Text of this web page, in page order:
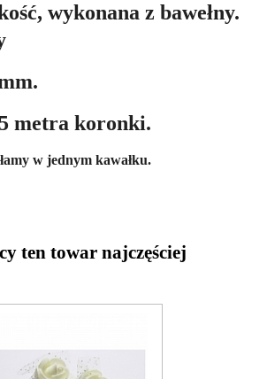
wykonana z bawełny.
metra koronki.
w jednym kawałku.
ten towar najczęściej